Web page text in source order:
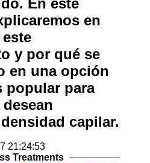
En este
en
y por qué se
en una opción
popular para
capilar.
21:24:53
Treatments